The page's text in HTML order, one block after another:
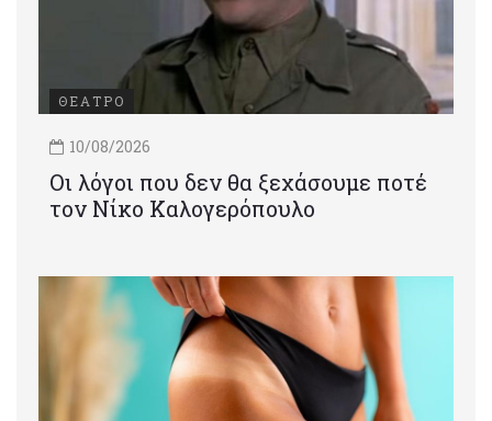
ΘΕΑΤΡΟ
10/08/2026
Οι λόγοι που δεν θα ξεχάσουμε ποτέ
τον Νίκο Καλογερόπουλο